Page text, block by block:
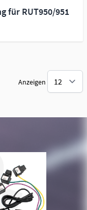
für RUT950/951
Anzeigen